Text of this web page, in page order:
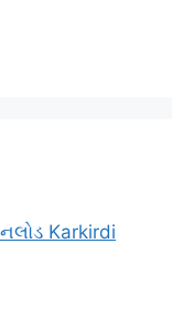
Karkirdi